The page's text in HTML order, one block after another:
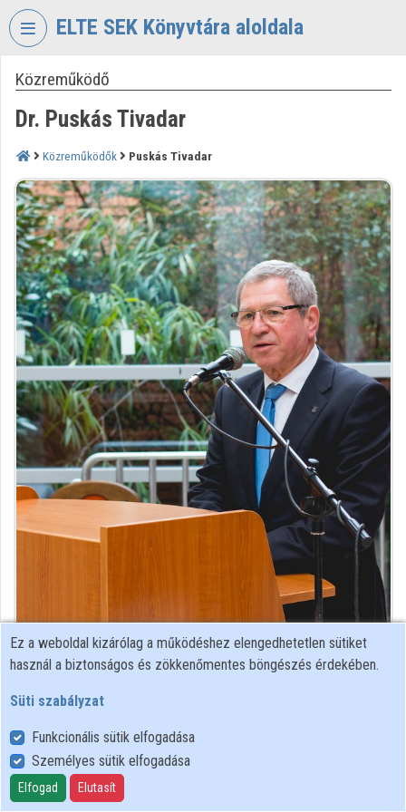
Fejléc kihagyása
ELTE SEK Könyvtára aloldala
VIDEOTORIUM
ELTE
EKL
KÖNYVTÁR
ÉS
LEVÉLTÁR
Intézményi kezdőlap
Bejelentkezés
Intézményi felfedezés
Kategóriák
Intézményi listák
Intézmények
Közreműködők
Közreműködő
Dr. Puskás Tivadar
Közreműködők Puskás Tivadar
orvos
Közreműködő felvételei
Névjegyek
Névjegy
Ez a weboldal kizárólag a működéshez elengedhetetlen sütiket
használ a biztonságos és zökkenőmentes böngészés érdekében.
Süti szabályzat
Funkcionális sütik elfogadása
Személyes sütik elfogadása
Elfogad Elutasít